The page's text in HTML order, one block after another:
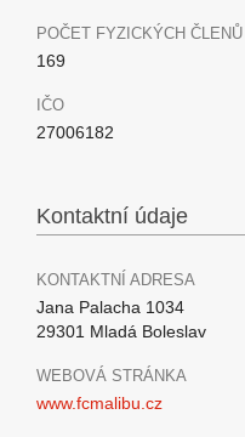
POČET FYZICKÝCH ČLENŮ
169
IČO
27006182
Kontaktní údaje
KONTAKTNÍ ADRESA
Jana Palacha 1034
29301 Mladá Boleslav
WEBOVÁ STRÁNKA
www.fcmalibu.cz